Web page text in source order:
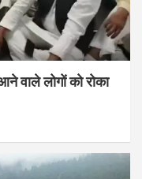
वाले लोगों को रोका